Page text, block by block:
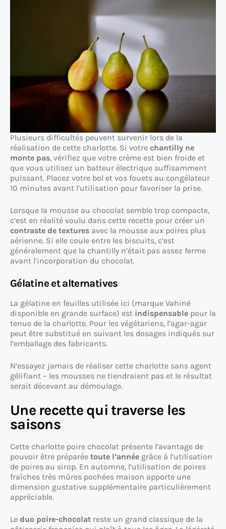
Plusieurs difficultés peuvent survenir lors de la
réalisation de cette charlotte. Si votre chantilly ne
monte pas, vérifiez que votre crème est bien froide et
que vous utilisez un batteur électrique suffisamment
puissant. Placez votre bol et vos fouets au congélateur
10 minutes avant l’utilisation pour favoriser la prise.
Lorsque la mousse au chocolat semble trop compacte,
c’est en réalité voulu dans cette recette pour créer un
contraste de textures avec la mousse aux poires plus
aérienne. Si elle coule entre les biscuits, c’est
généralement que la chantilly n’était pas assez ferme
avant l’incorporation du chocolat.
Gélatine et alternatives
La gélatine en feuilles utilisée ici (marque Vahiné
disponible en grande surface) est indispensable pour la
tenue de la charlotte. Pour les végétariens, l’agar-agar
peut être substitué en suivant les dosages indiqués sur
l’emballage des fabricants.
N’essayez jamais de réaliser cette charlotte sans agent
gélifiant – les mousses ne tiendraient pas et le résultat
serait décevant au démoulage.
Une recette qui traverse les
saisons
Cette charlotte poire chocolat présente l’avantage de
pouvoir être préparée toute l’année grâce à l’utilisation
de poires au sirop. En automne, l’utilisation de poires
fraîches très mûres pochées maison apporte une
dimension gustative supplémentaire particulièrement
appréciable.
Le duo poire-chocolat reste un grand classique de la